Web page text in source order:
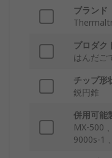
ブランド
プロダク
はんだご
チップ形
鋭円錐
併用可能
MX-500
9000s-1